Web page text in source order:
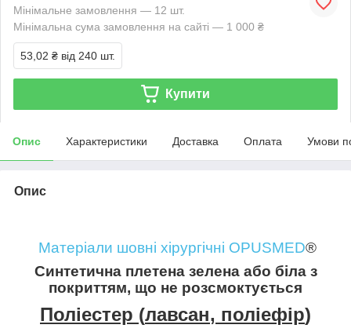
Мінімальне замовлення — 12 шт.
Мінімальна сума замовлення на сайті — 1 000 ₴
53,02 ₴ від 240 шт.
Купити
Опис Характеристики Доставка Оплата Умови
Опис
Матеріали шовні хірургічні OPUSMED®
Синтетична плетена зелена або біла з
покриттям, що не розсмоктується
Поліестер (лавсан, поліефір)